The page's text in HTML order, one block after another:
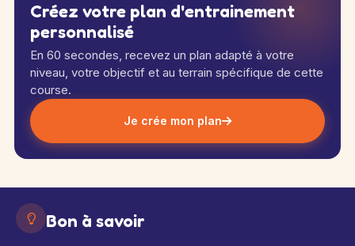
Créez votre plan d'entrainement
personnalisé
En 60 secondes, recevez un plan adapté à votre
niveau, votre objectif et au terrain spécifique de cette
course.
Je crée mon plan
Bon à savoir